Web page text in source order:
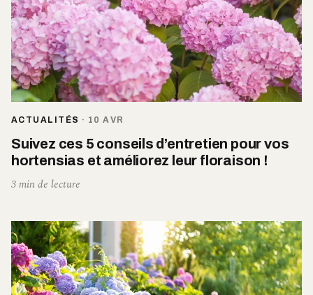
ACTUALITÉS · 10 AVR
Suivez ces 5 conseils d’entretien pour vos
hortensias et améliorez leur floraison !
3 min de lecture